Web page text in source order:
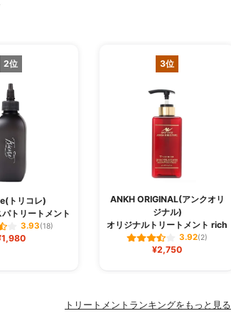
2位
トリコレ)
トリートメント
3.93(18)
3位
ANKH ORIGINAL(アンクオリ
ジナル)
オリジナルトリートメント rich
3.92(2)
¥2,750
トリートメントランキングをもっと見る